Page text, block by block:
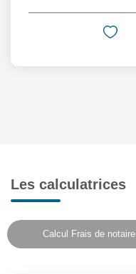
Les calculatrices
Calcul Frais de notaire